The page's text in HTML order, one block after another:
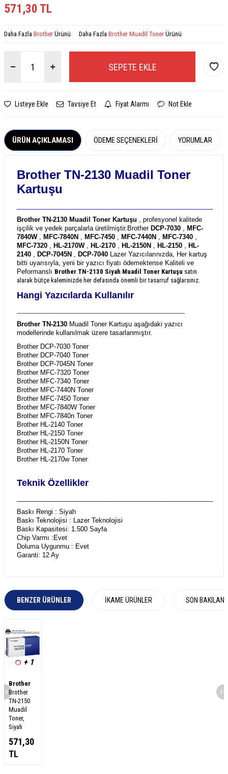
571,30 TL
Daha Fazla Brother Ürünü Daha Fazla Brother Muadil Toner Ürünü
SEPETE EKLE
Listeye Ekle Tavsiye Et Fiyat Alarmı Not Ekle
ÜRÜN AÇIKLAMASI ÖDEME SEÇENEKLERI YORUMLAR
Brother TN-2130 Muadil Toner
Kartuşu
Brother TN-2130 Muadil Toner Kartuşu , profesyonel kalitede
işçilik ve yedek parçalarla üretilmiştir. Brother DCP-7030 , MFC-
7840W , MFC-7840N , MFC-7450 , MFC-7440N , MFC-7340 ,
MFC-7320 , HL-2170W , HL-2170 , HL-2150N , HL-2150 , HL-
2140 , DCP-7045N , DCP-7040 Lazer Yazıcılarınızda, Her kartuş
bitti uyarısıyla, yeni bir yazıcı fiyatı ödemektense Kaliteli ve
Peformanslı Brother TN-2130 Siyah Muadil Toner Kartuşu satın
alarak bütçe kaleminizde her defasında önemli bir tasarruf sağlarsınız.
Hangi Yazıcılarda Kullanılır
Brother TN-2130 Muadil Toner Kartuşu aşağıdaki yazıcı
modellerinde kullanılmak üzere tasarlanmıştır.
Brother DCP-7030 Toner
Brother DCP-7040 Toner
Brother DCP-7045N Toner
Brother MFC-7320 Toner
Brother MFC-7340 Toner
Brother MFC-7440N Toner
Brother MFC-7450 Toner
Brother MFC-7840W Toner
Brother MFC-7840n Toner
Brother HL-2140 Toner
Brother HL-2150 Toner
Brother HL-2150N Toner
Brother HL-2170 Toner
Brother HL-2170w Toner
Teknik Özellikler
Baskı Rengi : Siyah
Baskı Teknolojisi : Lazer Teknolojisi
Baskı Kapasitesi: 1.500 Sayfa
Chip Varmı :Evet
Doluma Uygunmu : Evet
Garanti: 12 Ay
BENZER ÜRÜNLER İKAME ÜRÜNLER SON
+ 1
Brother
Brother
TN-2150
Muadil
Toner,
Siyah
571,30
TL